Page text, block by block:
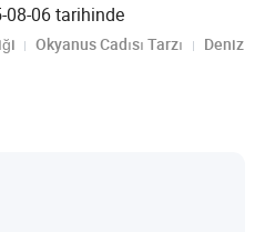
08-06tarihinde
Okyanus Cadısı Tarzı
Deniz